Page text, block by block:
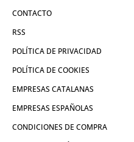
CONTACTO
RSS
POLÍTICA DE PRIVACIDAD
POLÍTICA DE COOKIES
EMPRESAS CATALANAS
EMPRESAS ESPAÑOLAS
CONDICIONES DE COMPRA